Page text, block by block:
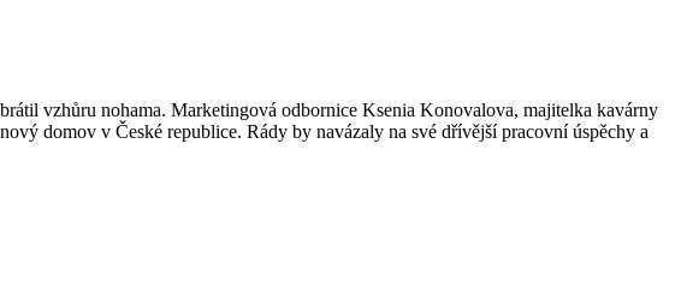
vzhůru nohama. Marketingová odbornice Ksenia Konovalova, majitelka kavárny
domov v České republice. Rády by navázaly na své dřívější pracovní úspěchy a